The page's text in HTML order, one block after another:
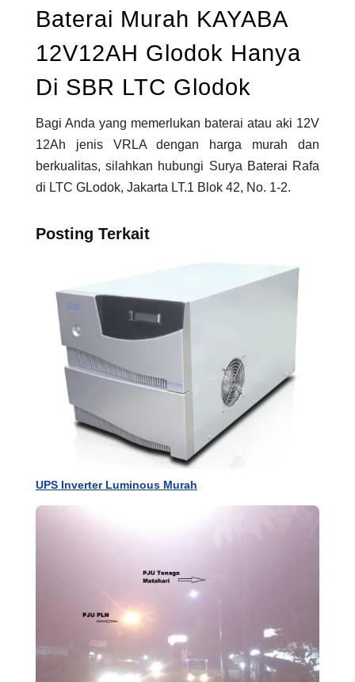
Baterai Murah KAYABA
12V12AH Glodok Hanya
Di SBR LTC Glodok
Bagi Anda yang memerlukan baterai atau aki 12V
12Ah jenis VRLA dengan harga murah dan
berkualitas, silahkan hubungi Surya Baterai Rafa
di LTC GLodok, Jakarta LT.1 Blok 42, No. 1-2.
Posting Terkait
UPS Inverter Luminous Murah